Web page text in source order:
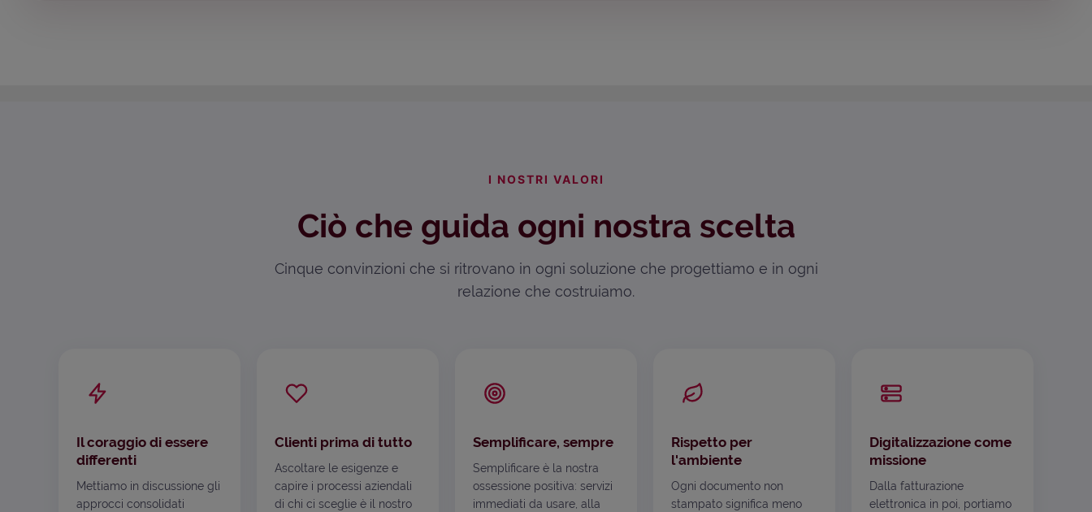
I NOSTRI VALORI
Ciò che guida ogni nostra scelta
Cinque convinzioni che si ritrovano in ogni soluzione che progettiamo e in ogni
relazione che costruiamo.
Il coraggio di essere
differenti
Mettiamo in discussione gli
approcci consolidati
Clienti prima di tutto
Ascoltare le esigenze e
capire i processi aziendali
di chi ci sceglie è il nostro
Semplificare, sempre
Semplificare è la nostra
ossessione positiva: servizi
immediati da usare, alla
Rispetto per
l'ambiente
Ogni documento non
stampato significa meno
Digitalizzazione come
missione
Dalla fatturazione
elettronica in poi, portiamo